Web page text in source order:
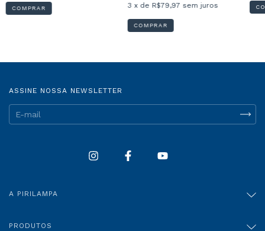
COMPRAR 3 x de R$79,97 sem juros
COMPRAR
ASSINE NOSSA NEWSLETTER
A PIRILAMPA
PRODUTOS